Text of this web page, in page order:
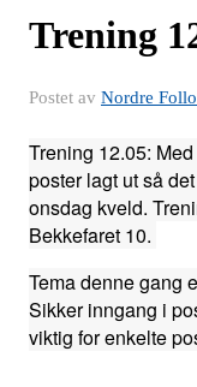
Trening
Postet av Nordre
Trening 12.05:
poster lagt ut så
onsdag kveld.
Bekkefaret 10.
Tema denne gang
Sikker inngang i
viktig for enkelte